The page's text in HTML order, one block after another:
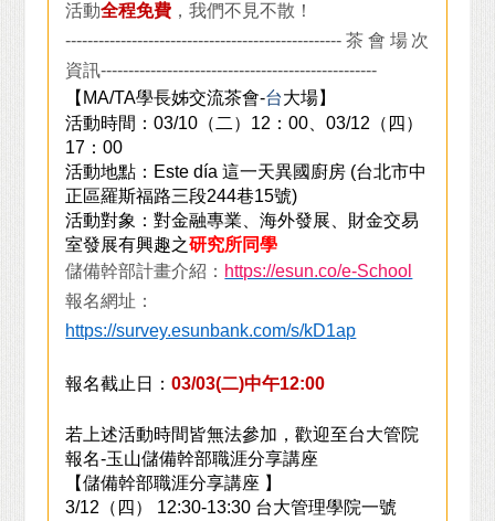
活動全程免費 ，我們不見不散！
-------------------------------------------------- 茶會場次
資訊--------------------------------------------------
【MA/TA學長姊交流茶會-台大場】
活動時間：03/10（二）12：00、03/12（四）
17：00
活動地點：Este día 這一天異國廚房 (台北市中
正區羅斯福路三段244巷15號)
活動對象：對金融專業、海外發展、財金交易
室發展有興趣之研究所同學
儲備幹部計畫介紹： https://esun.co/e-School
報名網址：
https://survey.esunbank.com/s/kD1ap
報名截止日：03/03(二)中午12:00
若上述活動時間皆無法參加，歡迎至台大管院
報名-玉山儲備幹部職涯分享講座
【儲備幹部職涯分享講座 】
3/12 （四） 12:30-13:30 台大管理學院一號